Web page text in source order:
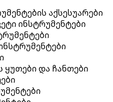
აქსესუარები
ინსტრუმენტები
ყუთები და ჩანთები